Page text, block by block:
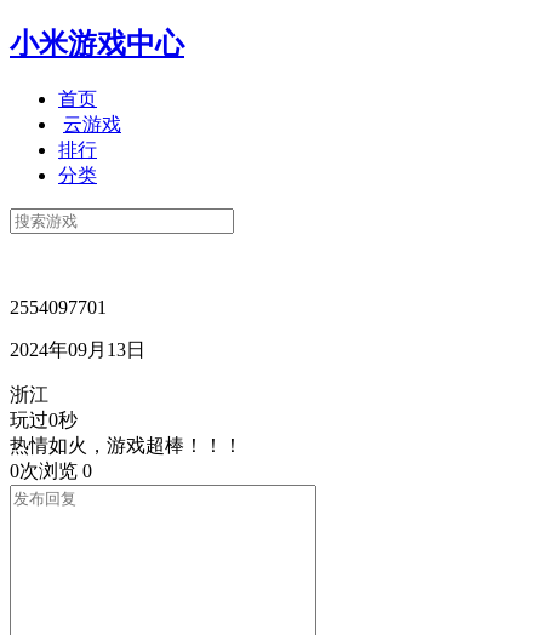
小米游戏中心
首页
云游戏
排行
分类
2554097701
2024年09月13日
浙江
玩过0秒
热情如火，游戏超棒！！！
0次浏览 0